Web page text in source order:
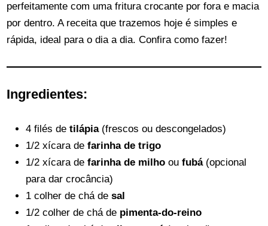
perfeitamente com uma fritura crocante por fora e macia
por dentro. A receita que trazemos hoje é simples e
rápida, ideal para o dia a dia. Confira como fazer!
Ingredientes:
4 filés detilápia(frescos ou descongelados)
1/2 xícara defarinha de trigo
1/2 xícara defarinha de milho oufubá(opcional
para dar crocância)
1 colher de chá desal
1/2 colher de chá de pimenta-do-reino